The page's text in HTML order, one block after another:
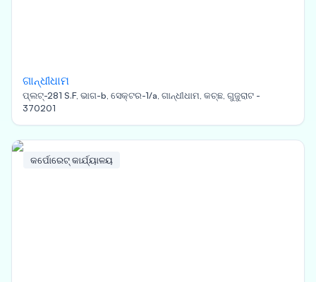
ଗାନ୍ଧୀଧାମ
ପ୍ଲଟ୍-281 S.F, ଭାଗ-b, ସେକ୍ଟର-1/a, ଗାନ୍ଧୀଧାମ, କଚ୍ଛ, ଗୁଜୁରାଟ -
370201
କର୍ପୋରେଟ୍ କାର୍ଯ୍ୟାଳୟ